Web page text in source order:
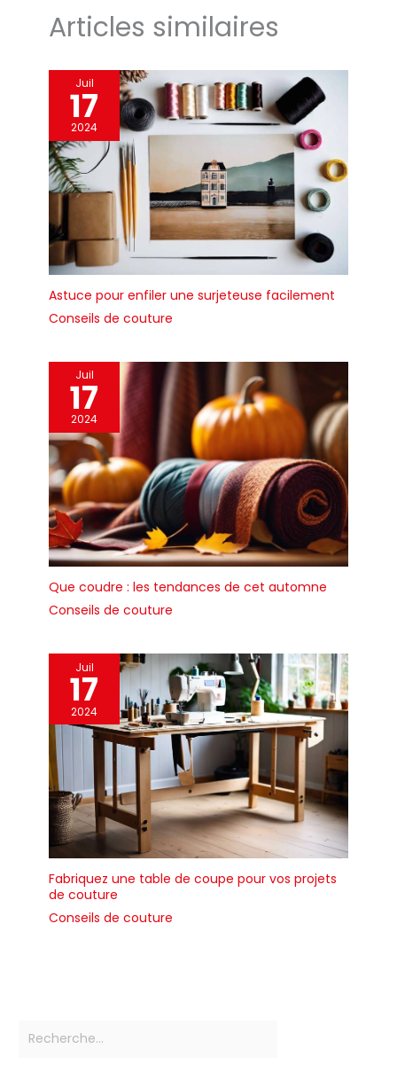
Articles similaires
Juil
17
2024
Astuce pour enfiler une surjeteuse facilement
Conseils de couture
Juil
17
2024
Que coudre : les tendances de cet automne
Conseils de couture
Juil
17
2024
Fabriquez une table de coupe pour vos projets
de couture
Conseils de couture